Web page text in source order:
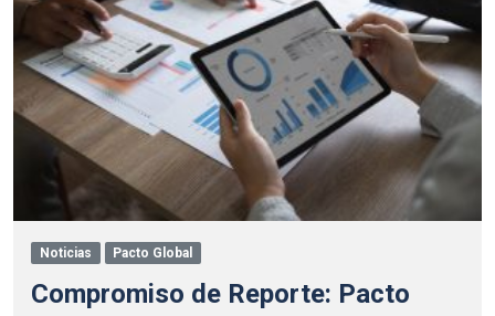
Noticias Pacto Global
Compromiso de Reporte: Pacto